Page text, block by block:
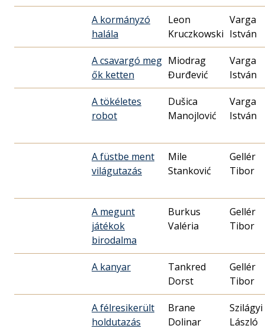
A kormányzó
halála
Leon
Kruczkowski
Varga
István
A csavargó meg
ők ketten
Miodrag
Đurđević
Varga
István
A tökéletes
robot
Dušica
Manojlović
Varga
István
A füstbe ment
világutazás
Mile
Stanković
Gellér
Tibor
A megunt
játékok
birodalma
Burkus
Valéria
Gellér
Tibor
A kanyar
Tankred
Dorst
Gellér
Tibor
A félresikerült
holdutazás
Brane
Dolinar
Szilágyi
László